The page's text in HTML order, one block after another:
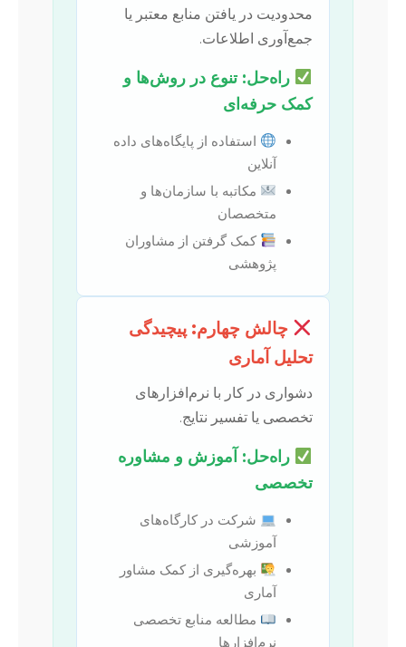
محدودیت در یافتن منابع معتبر یا
جمع‌آوری اطلاعات.
راه‌حل: تنوع در روش‌ها و
کمک حرفه‌ای
استفاده از پایگاه‌های داده
آنلاین
مکاتبه با سازمان‌ها و
متخصصان
کمک گرفتن از مشاوران
پژوهشی
چالش چهارم: پیچیدگی
تحلیل آماری
دشواری در کار با نرم‌افزارهای
تخصصی یا تفسیر نتایج.
راه‌حل: آموزش و مشاوره
تخصصی
شرکت در کارگاه‌های
آموزشی
بهره‌گیری از کمک مشاور
آماری
مطالعه منابع تخصصی
نرم‌افزارها